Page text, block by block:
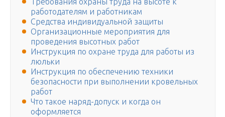
работодателям и работникам
Средства индивидуальной защиты
Организационные мероприятия для
проведения высотных работ
Инструкция по охране труда для работы из
люльки
Инструкция по обеспечению техники
безопасности при выполнении кровельных
работ
Что такое наряд-допуск и когда он
оформляется